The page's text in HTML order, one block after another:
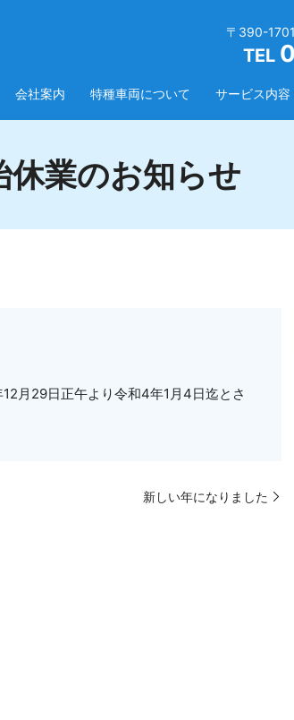
〒390-
TEL
会社案内 特種車両について サービス内容
休業のお知らせ
月29日正午より令和4年1月4日迄とさ
新しい年になりました